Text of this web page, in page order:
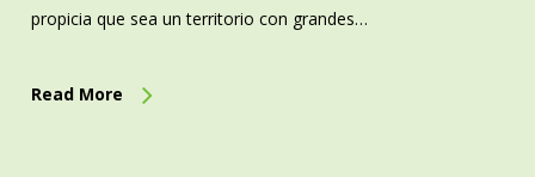
propicia que sea un territorio con grandes…
Read More